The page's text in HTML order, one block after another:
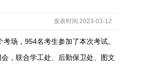
发表时间:2023-03-12
考场，954名考生参加了本次考试。
，联合学工处、后勤保卫处、图文